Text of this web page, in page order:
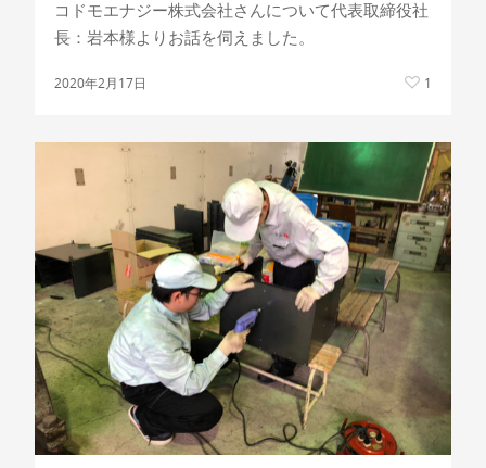
コドモエナジー株式会社さんについて代表取締役社
長：岩本様よりお話を伺えました。
2020年2月17日 1